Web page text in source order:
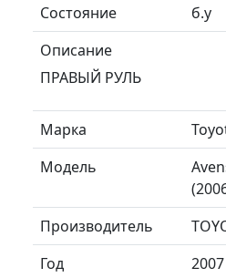
Состояние
б.у
Описание
ПРАВЫЙ РУЛЬ
Марка
Модель
Производитель
Год
2007